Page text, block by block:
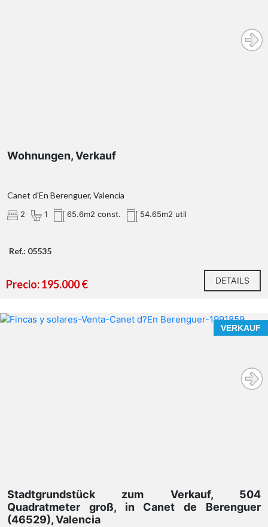
Wohnungen, Verkauf
Canet d'En Berenguer, Valencia
2 1 65.6m2 const. 54.65m2 util
Ref.: 05535
Precio: 195.000 € DETAILS
VERKAUF
Stadtgrundstück zum Verkauf, 504
Quadratmeter groß, in Canet de Berenguer
(46529), Valencia